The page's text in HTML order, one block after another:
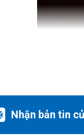
Nhận bản tin